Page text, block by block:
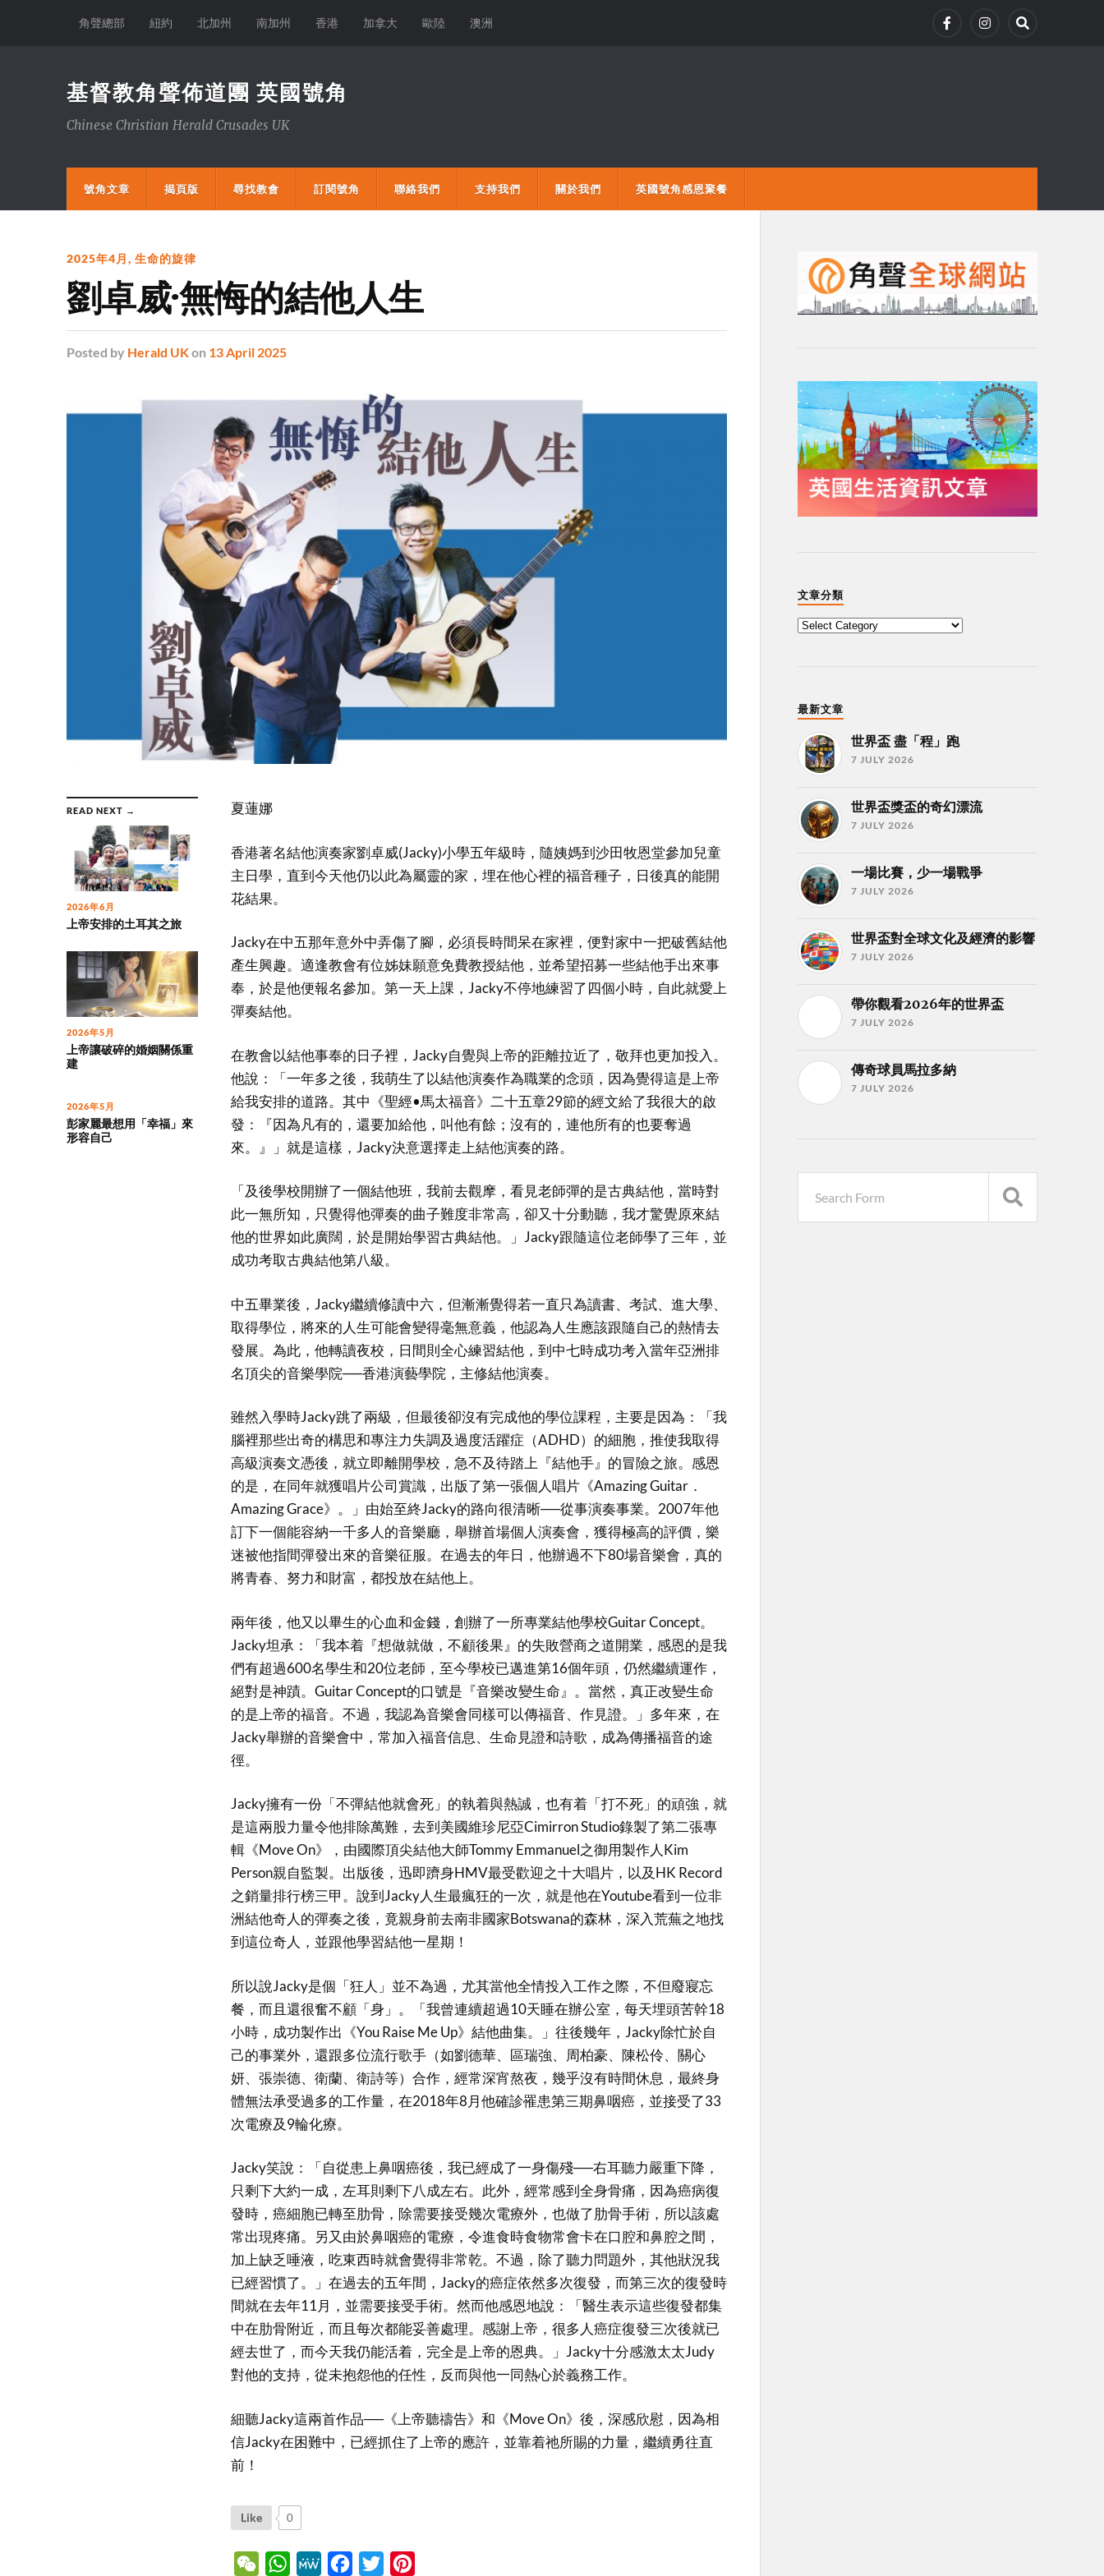
角聲總部 紐約 北加州 南加州 香港 加拿大 歐陸 澳洲
基督教角聲佈道團 英國號角
Chinese Christian Herald Crusades UK
號角文章 揭頁版 尋找教會 訂閱號角 聯絡我們 支持我們 關於我們 英國號角感恩聚餐
2025年4月, 生命的旋律
劉卓威·無悔的結他人生
Posted by Herald UKon 13 April 2025
READ NEXT →
2026年6月
上帝安排的土耳其之旅
2026年5月
上帝讓破碎的婚姻關係重
建
2026年5月
彭家麗最想用「幸福」來
形容自己
夏蓮娜
香港著名結他演奏家劉卓威(Jacky)小學五年級時，隨姨媽到沙田牧恩堂參加兒童
主日學，直到今天他仍以此為屬靈的家，埋在他心裡的福音種子，日後真的能開
花結果。
Jacky在中五那年意外中弄傷了腳，必須長時間呆在家裡，便對家中一把破舊結他
產生興趣。適逢教會有位姊妹願意免費教授結他，並希望招募一些結他手出來事
奉，於是他便報名參加。第一天上課，Jacky不停地練習了四個小時，自此就愛上
彈奏結他。
在教會以結他事奉的日子裡，Jacky自覺與上帝的距離拉近了，敬拜也更加投入。
他說：「一年多之後，我萌生了以結他演奏作為職業的念頭，因為覺得這是上帝
給我安排的道路。其中《聖經•馬太福音》二十五章29節的經文給了我很大的啟
發：『因為凡有的，還要加給他，叫他有餘；沒有的，連他所有的也要奪過
來。』」就是這樣，Jacky決意選擇走上結他演奏的路。
「及後學校開辦了一個結他班，我前去觀摩，看見老師彈的是古典結他，當時對
此一無所知，只覺得他彈奏的曲子難度非常高，卻又十分動聽，我才驚覺原來結
他的世界如此廣闊，於是開始學習古典結他。」Jacky跟隨這位老師學了三年，並
成功考取古典結他第八級。
中五畢業後，Jacky繼續修讀中六，但漸漸覺得若一直只為讀書、考試、進大學、
取得學位，將來的人生可能會變得毫無意義，他認為人生應該跟隨自己的熱情去
發展。為此，他轉讀夜校，日間則全心練習結他，到中七時成功考入當年亞洲排
名頂尖的音樂學院──香港演藝學院，主修結他演奏。
雖然入學時Jacky跳了兩級，但最後卻沒有完成他的學位課程，主要是因為：「我
腦裡那些出奇的構思和專注力失調及過度活躍症（ADHD）的細胞，推使我取得
高級演奏文憑後，就立即離開學校，急不及待踏上『結他手』的冒險之旅。感恩
的是，在同年就獲唱片公司賞識，出版了第一張個人唱片《Amazing Guitar．
Amazing Grace》。」由始至終Jacky的路向很清晰──從事演奏事業。2007年他
訂下一個能容納一千多人的音樂廳，舉辦首場個人演奏會，獲得極高的評價，樂
迷被他指間彈發出來的音樂征服。在過去的年日，他辦過不下80場音樂會，真的
將青春、努力和財富，都投放在結他上。
兩年後，他又以畢生的心血和金錢，創辦了一所專業結他學校Guitar Concept。
Jacky坦承：「我本着『想做就做，不顧後果』的失敗營商之道開業，感恩的是我
們有超過600名學生和20位老師，至今學校已邁進第16個年頭，仍然繼續運作，
絕對是神蹟。Guitar Concept的口號是『音樂改變生命』。當然，真正改變生命
的是上帝的福音。不過，我認為音樂會同樣可以傳福音、作見證。」多年來，在
Jacky舉辦的音樂會中，常加入福音信息、生命見證和詩歌，成為傳播福音的途
徑。
Jacky擁有一份「不彈結他就會死」的執着與熱誠，也有着「打不死」的頑強，就
是這兩股力量令他排除萬難，去到美國維珍尼亞Cimirron Studio錄製了第二張專
輯《Move On》，由國際頂尖結他大師Tommy Emmanuel之御用製作人Kim
Person親自監製。出版後，迅即躋身HMV最受歡迎之十大唱片，以及HK Record
之銷量排行榜三甲。說到Jacky人生最瘋狂的一次，就是他在Youtube看到一位非
洲結他奇人的彈奏之後，竟親身前去南非國家Botswana的森林，深入荒蕪之地找
到這位奇人，並跟他學習結他一星期！
所以說Jacky是個「狂人」並不為過，尤其當他全情投入工作之際，不但廢寢忘
餐，而且還很奮不顧「身」。「我曾連續超過10天睡在辦公室，每天埋頭苦幹18
小時，成功製作出《You Raise Me Up》結他曲集。」往後幾年，Jacky除忙於自
己的事業外，還跟多位流行歌手（如劉德華、區瑞強、周柏豪、陳松伶、關心
妍、張崇德、衛蘭、衛詩等）合作，經常深宵熬夜，幾乎沒有時間休息，最終身
體無法承受過多的工作量，在2018年8月他確診罹患第三期鼻咽癌，並接受了33
次電療及9輪化療。
Jacky笑說：「自從患上鼻咽癌後，我已經成了一身傷殘──右耳聽力嚴重下降，
只剩下大約一成，左耳則剩下八成左右。此外，經常感到全身骨痛，因為癌病復
發時，癌細胞已轉至肋骨，除需要接受幾次電療外，也做了肋骨手術，所以該處
常出現疼痛。另又由於鼻咽癌的電療，令進食時食物常會卡在口腔和鼻腔之間，
加上缺乏唾液，吃東西時就會覺得非常乾。不過，除了聽力問題外，其他狀況我
已經習慣了。」在過去的五年間，Jacky的癌症依然多次復發，而第三次的復發時
間就在去年11月，並需要接受手術。然而他感恩地說：「醫生表示這些復發都集
中在肋骨附近，而且每次都能妥善處理。感謝上帝，很多人癌症復發三次後就已
經去世了，而今天我仍能活着，完全是上帝的恩典。」Jacky十分感激太太Judy
對他的支持，從未抱怨他的任性，反而與他一同熱心於義務工作。
細聽Jacky這兩首作品──《上帝聽禱告》和《Move On》後，深感欣慰，因為相
信Jacky在困難中，已經抓住了上帝的應許，並靠着祂所賜的力量，繼續勇往直
前！
Like 0
WeChatWhatsApp
MeWe Facebook
Twitter
文章分類
最新文章
世界盃 盡「程」跑
7 JULY 2026
世界盃獎盃的奇幻漂流
7 JULY 2026
一場比賽，少一場戰爭
7 JULY 2026
世界盃對全球文化及經濟的影響
7 JULY 2026
帶你觀看2026年的世界盃
7 JULY 2026
傳奇球員馬拉多納
7 JULY 2026